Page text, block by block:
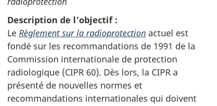
Description de l’objectif :
Le Règlement sur la radioprotection actuel est
fondé sur les recommandations de 1991 de la
Commission internationale de protection
radiologique (CIPR 60). Dès lors, la CIPR a
présenté de nouvelles normes et
recommandations internationales qui doivent